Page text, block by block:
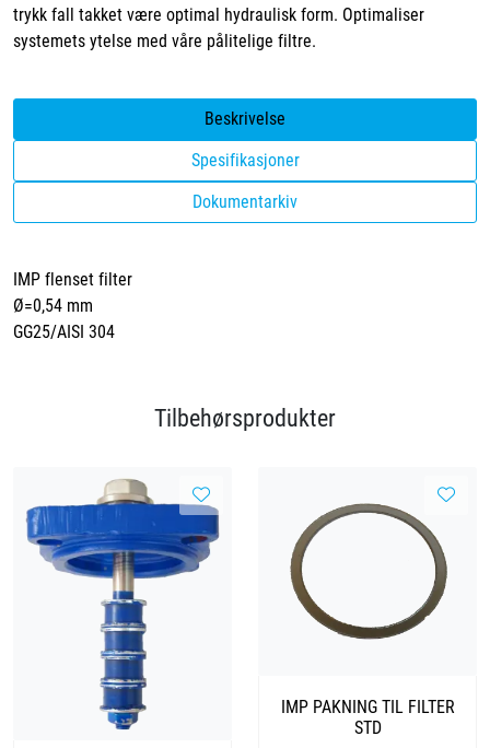
trykk fall takket være optimal hydraulisk form. Optimaliser
systemets ytelse med våre pålitelige filtre.
Beskrivelse
Spesifikasjoner
Dokumentarkiv
IMP flenset filter
Ø=0,54 mm
GG25/AISI 304
Tilbehørsprodukter
IMP PAKNING TIL FILTER
STD